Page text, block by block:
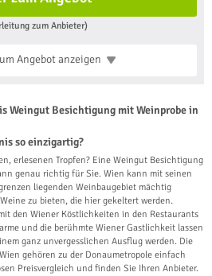
zum Anbieter)
Angebotanzeigen
Weingut Besichtigung mit Weinprobe in
so einzigartig?
erlesenen Tropfen? Eine Weingut Besichtigung
genau richtig für Sie. Wien kann mit seinen
liegenden Weinbaugebiet mächtig
zu bieten, die hier gekeltert werden.
den Wiener Köstlichkeiten in den Restaurants
und die berühmte Wiener Gastlichkeit lassen
ganz unvergesslichen Ausflug werden. Die
gehören zu der Donaumetropole einfach
Preisvergleich und finden Sie Ihren Anbieter.